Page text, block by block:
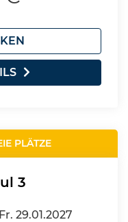
PLÄTZE
3
Fr. 29.01.2027